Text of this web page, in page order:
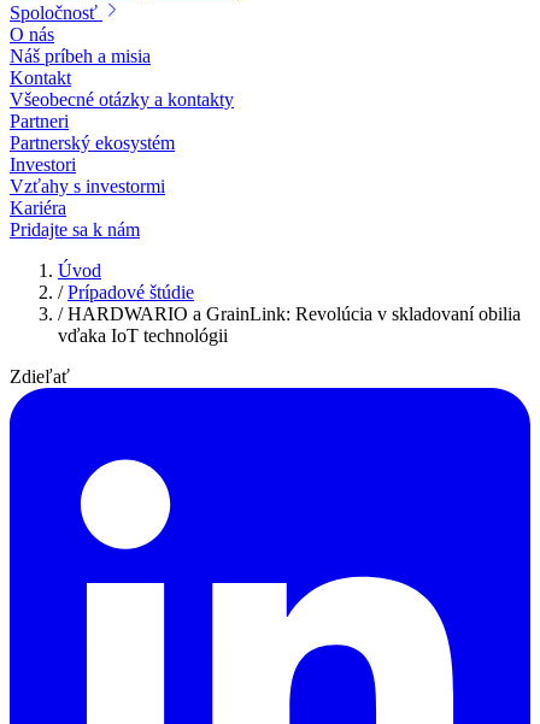
Spoločnosť
O nás
Náš príbeh a misia
Kontakt
Všeobecné otázky a kontakty
Partneri
Partnerský ekosystém
Investori
Vzťahy s investormi
Kariéra
Pridajte sa k nám
Úvod
/ Prípadové štúdie
/ HARDWARIO a GrainLink: Revolúcia v skladovaní obilia
vďaka IoT technológii
Zdieľať